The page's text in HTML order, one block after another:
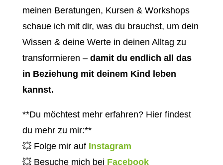
meinen Beratungen, Kursen & Workshops
schaue ich mit dir, was du brauchst, um dein
Wissen & deine Werte in deinen Alltag zu
transformieren – damit du endlich all das
in Beziehung mit deinem Kind leben
kannst.
**Du möchtest mehr erfahren? Hier findest
du mehr zu mir:**
💥 Folge mir auf Instagram
💥 Besuche mich bei Facebook